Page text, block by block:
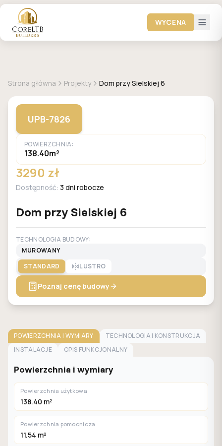
WYCENA
Strona główna Projekty Dom przy Sielskiej 6
UPB-7826
POWIERZCHNIA:
138.40m²
3290 zł
Dostępność: 3 dni robocze
Dom przy Sielskiej 6
TECHNOLOGIA BUDOWY:
MUROWANY
STANDARD
LUSTRO
Poznaj cenę budowy
POWIERZCHNIA I WYMIARY
TECHNOLOGIA I KONSTRUKCJA
INSTALACJE
OPIS FUNKCJONALNY
Powierzchnia i wymiary
Powierzchnia użytkowa
138.40 m²
Powierzchnia pomocnicza
11.54 m²